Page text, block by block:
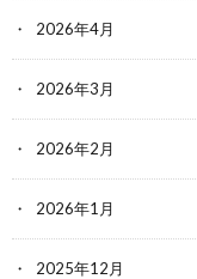
2026年4月
2026年3月
2026年2月
2026年1月
2025年12月